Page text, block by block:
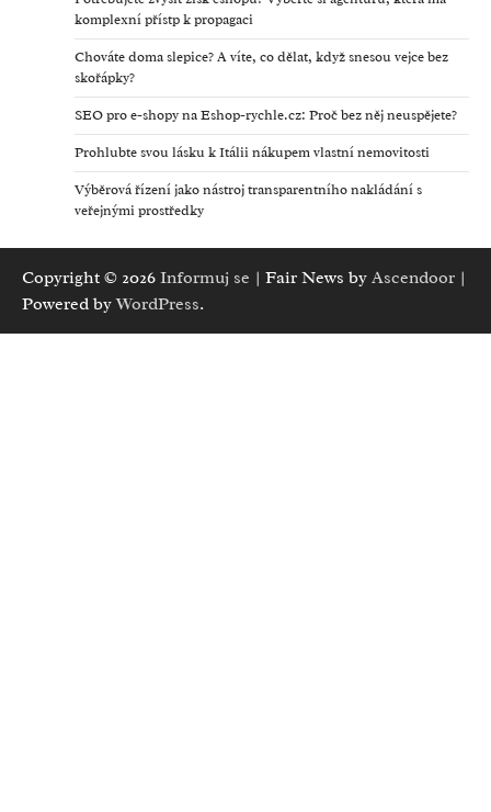
komplexní přístp k propagaci
Chováte doma slepice? A víte, co dělat, když snesou vejce bez
skořápky?
SEO pro e-shopy na Eshop-rychle.cz: Proč bez něj neuspějete?
Prohlubte svou lásku k Itálii nákupem vlastní nemovitosti
Výběrová řízení jako nástroj transparentního nakládání s
veřejnými prostředky
Copyright © 2026 Informuj se | Fair News by Ascendoor |
Powered byWordPress.